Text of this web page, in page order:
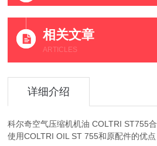
相关文章
ARTICLES
详细介绍
科尔奇空气压缩机机油 COLTRI ST755
使用COLTRI OIL ST 755和原配件的优点